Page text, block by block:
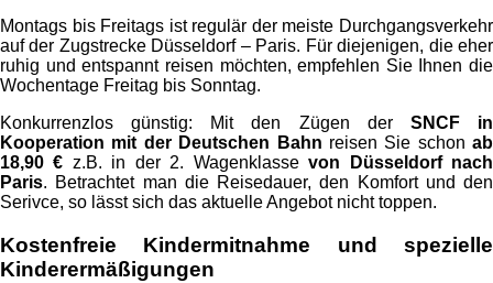
Montags bis Freitags ist regulär der meiste Durchgangsverkehr
auf der Zugstrecke Düsseldorf – Paris. Für diejenigen, die eher
ruhig und entspannt reisen möchten, empfehlen Sie Ihnen die
Wochentage Freitag bis Sonntag.
Konkurrenzlos günstig: Mit den Zügen der SNCF in
Kooperation mit der Deutschen Bahn reisen Sie schon ab
18,90 € z.B. in der 2. Wagenklassevon Düsseldorf nach
Paris. Betrachtet man die Reisedauer, den Komfort und den
Serivce, so lässt sich das aktuelle Angebot nicht toppen.
Kostenfreie Kindermitnahme und spezielle
Kinderermäßigungen